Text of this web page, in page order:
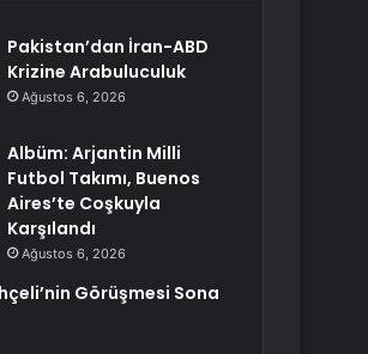
Pakistan’dan İran-ABD
Krizine Arabuluculuk
Ağustos 6, 2026
Albüm: Arjantin Milli
Futbol Takımı, Buenos
Aires’te Coşkuyla
Karşılandı
Ağustos 6, 2026
Görüşmesi Sona